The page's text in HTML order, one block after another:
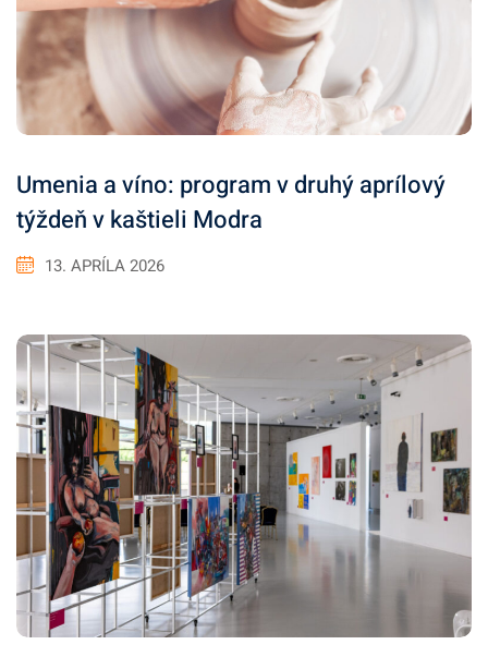
Umenia a víno: program v druhý aprílový
týždeň v kaštieli Modra
13. APRÍLA 2026